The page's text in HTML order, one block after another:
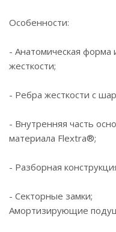
Особенности:
- Анатомическая
жесткости;
- Ребра жесткости с
- Внутренняя часть
материала Flextra®;
- Разборная
- Секторные замки;
Амортизирующие